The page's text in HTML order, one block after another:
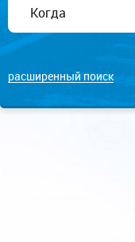
расширенный поиск